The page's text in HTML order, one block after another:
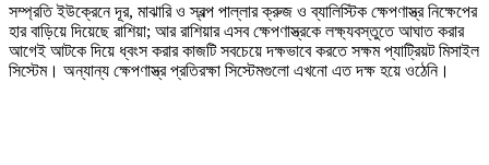
সম্প্রতি ইউক্রেনে দূর, মাঝারি ও স্বল্প পাল্লার ক্রুজ ও ব্যালিস্টিক ক্ষেপণাস্ত্র নিক্ষেপের
হার বাড়িয়ে দিয়েছে রাশিয়া; আর রাশিয়ার এসব ক্ষেপণাস্ত্রকে লক্ষ্যবস্তুতে আঘাত করার
আগেই আটকে দিয়ে ধ্বংস করার কাজটি সবচেয়ে দক্ষভাবে করতে সক্ষম প্যাট্রিয়ট মিসাইল
সিস্টেম। অন্যান্য ক্ষেপণাস্ত্র প্রতিরক্ষা সিস্টেমগুলো এখনো এত দক্ষ হয়ে ওঠেনি।